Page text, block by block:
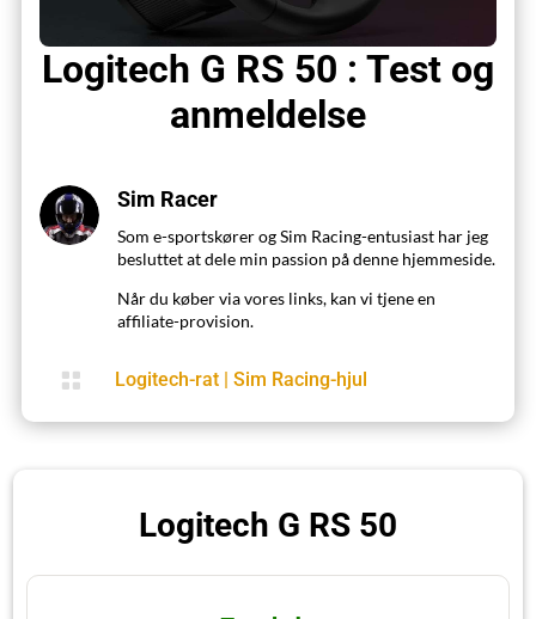
Logitech G RS 50 : Test og
anmeldelse
Sim Racer
Som e-sportskører og Sim Racing-entusiast har jeg
besluttet at dele min passion på denne hjemmeside.
Når du køber via vores links, kan vi tjene en
affiliate-provision.
 Logitech-rat | Sim Racing-hjul
Logitech G RS 50